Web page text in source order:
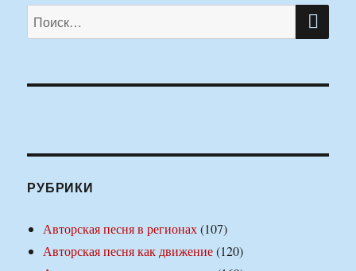
Искать:
РУБРИКИ
Авторская песня в регионах(107)
Авторская песня как движение(120)